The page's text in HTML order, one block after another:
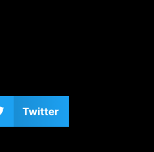
Twitter